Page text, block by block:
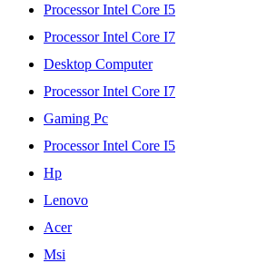
Processor Intel Core I5
Processor Intel Core I7
Desktop Computer
Processor Intel Core I7
Gaming Pc
Processor Intel Core I5
Hp
Lenovo
Acer
Msi